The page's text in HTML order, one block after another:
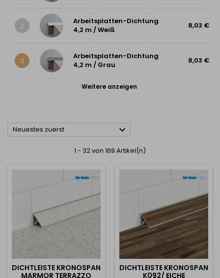
2
Arbeitsplatten-Dichtung
4,2 m / Weiß
8,03 €
3
Arbeitsplatten-Dichtung
4,2 m / Grau
8,03 €
Weitere anzeigen
Neuestes zuerst 
1 - 32 von 169 Artikel(n)
DICHTLEISTE KRONOSPAN
MARMOR TERRAZZO
DICHTLEISTE KRONOSPAN
K092/ EICHE